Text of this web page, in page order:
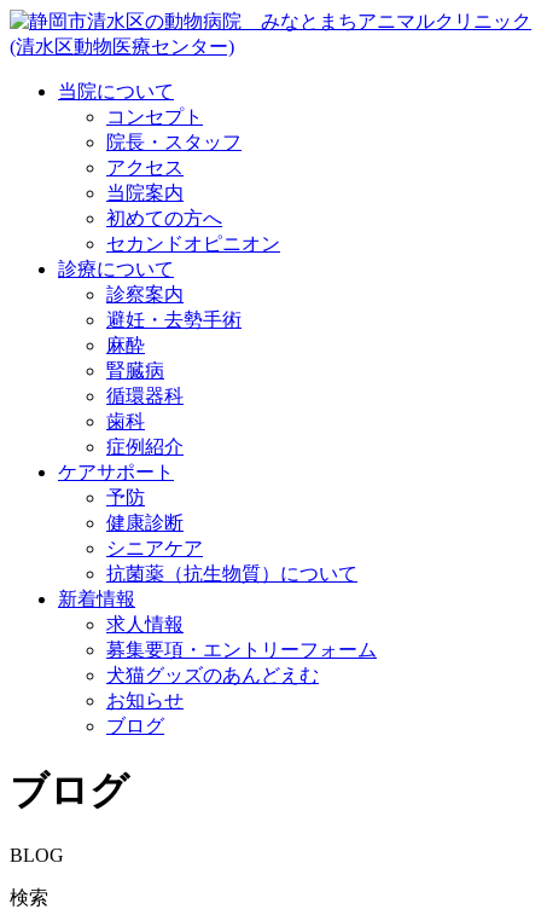
当院について
コンセプト
院長・スタッフ
アクセス
当院案内
初めての方へ
セカンドオピニオン
診療について
診察案内
避妊・去勢手術
麻酔
腎臓病
循環器科
歯科
症例紹介
ケアサポート
予防
健康診断
シニアケア
抗菌薬（抗生物質）について
新着情報
求人情報
募集要項・エントリーフォーム
犬猫グッズのあんどえむ
お知らせ
ブログ
ブログ
BLOG
検索